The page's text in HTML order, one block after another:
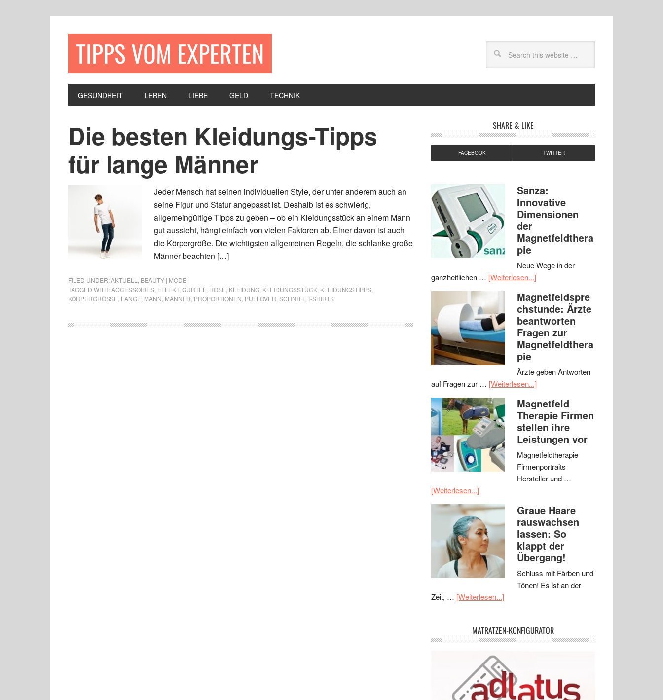
TIPPS VOM EXPERTEN
GESUNDHEIT LEBEN LIEBE GELD TECHNIK
Die besten Kleidungs-Tipps
für lange Männer
Jeder Mensch hat seinen individuellen Style, der unter anderem auch an
seine Figur und Statur angepasst ist. Deshalb ist es schwierig,
allgemeingültige Tipps zu geben – ob ein Kleidungsstück an einem Mann
gut aussieht, hängt einfach von vielen Faktoren ab. Einer davon ist auch
die Körpergröße. Die wichtigsten allgemeinen Regeln, die schlanke große
Männer beachten […]
FILED UNDER:AKTUELL
BEAUTY | MODE
TAGGED WITH:ACCESSOIRES EFFEKT, GÜRTEL HOSE KLEIDUNG KLEIDUNGSSTÜCK KLEIDUNGSTIPPS
KÖRPERGRÖSSE
LANGE MANN MÄNNER PROPORTIONEN PULLOVER SCHNITT, T-SHIRTS
SHARE & LIKE
FACEBOOK TWITTER
Sanza:
Innovative
Dimensionen
der
Magnetfeldthera
pie
Neue Wege in der
ganzheitlichen … [Weiterlesen...]
Magnetfeldspre
chstunde: Ärzte
beantworten
Fragen zur
Magnetfeldthera
pie
Ärzte geben Antworten
auf Fragen zur … [Weiterlesen...]
Magnetfeld
Therapie Firmen
stellen ihre
Leistungen vor
Magnetfeldtherapie
Firmenportraits
Hersteller und …
[Weiterlesen...]
Graue Haare
rauswachsen
lassen: So
klappt der
Übergang!
Schluss mit Färben und
Tönen! Es ist an der
Zeit, … [Weiterlesen...]
MATRATZEN-KONFIGURATOR